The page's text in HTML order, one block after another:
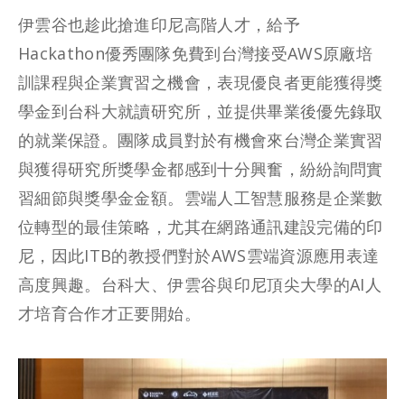
伊雲谷也趁此搶進印尼高階人才，給予
Hackathon優秀團隊免費到台灣接受AWS原廠培
訓課程與企業實習之機會，表現優良者更能獲得獎
學金到台科大就讀研究所，並提供畢業後優先錄取
的就業保證。團隊成員對於有機會來台灣企業實習
與獲得研究所獎學金都感到十分興奮，紛紛詢問實
習細節與獎學金金額。雲端人工智慧服務是企業數
位轉型的最佳策略，尤其在網路通訊建設完備的印
尼，因此ITB的教授們對於AWS雲端資源應用表達
高度興趣。台科大、伊雲谷與印尼頂尖大學的AI人
才培育合作才正要開始。